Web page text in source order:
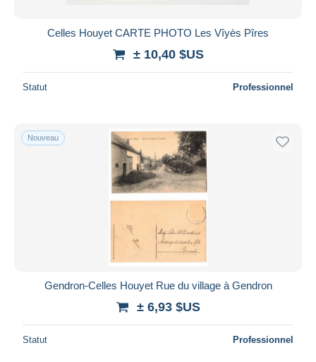
Celles Houyet CARTE PHOTO Les Vîyès Pîres
± 10,40 $US
Statut Professionnel
Nouveau
Gendron-Celles Houyet Rue du village à Gendron
± 6,93 $US
Statut Professionnel